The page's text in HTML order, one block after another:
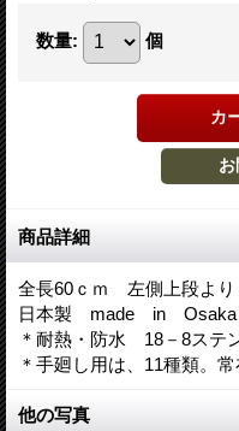
数量: 個
商品詳細
全長60ｃｍ 左側上段より
日本製 made in
＊耐熱・防水 18－8ステ
＊手廻し用は、11種類。常
他の写真